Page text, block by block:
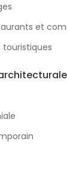
et
touristiques